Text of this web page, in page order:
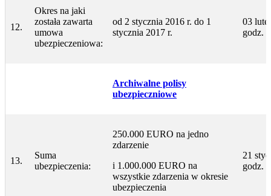
12.
Okres na jaki
została zawarta
umowa
ubezpieczeniowa:
od 2 stycznia 2016 r. do 1
stycznia 2017 r.
03
godz.
Archiwalne polisy
ubezpieczniowe
13.
Suma
ubezpieczenia:
250.000 EURO na jedno
zdarzenie
i 1.000.000 EURO na
wszystkie zdarzenia w okresie
ubezpieczenia
21
godz.